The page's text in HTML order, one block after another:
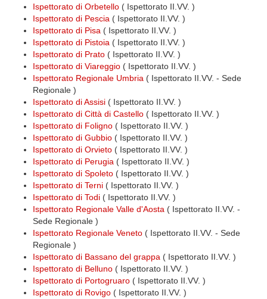
Ispettorato di Orbetello ( Ispettorato II.VV. )
Ispettorato di Pescia ( Ispettorato II.VV. )
Ispettorato di Pisa ( Ispettorato II.VV. )
Ispettorato di Pistoia ( Ispettorato II.VV. )
Ispettorato di Prato ( Ispettorato II.VV. )
Ispettorato di Viareggio ( Ispettorato II.VV. )
Ispettorato Regionale Umbria ( Ispettorato II.VV. - Sede
Regionale )
Ispettorato di Assisi ( Ispettorato II.VV. )
Ispettorato di Città di Castello ( Ispettorato II.VV. )
Ispettorato di Foligno ( Ispettorato II.VV. )
Ispettorato di Gubbio ( Ispettorato II.VV. )
Ispettorato di Orvieto ( Ispettorato II.VV. )
Ispettorato di Perugia ( Ispettorato II.VV. )
Ispettorato di Spoleto ( Ispettorato II.VV. )
Ispettorato di Terni ( Ispettorato II.VV. )
Ispettorato di Todi ( Ispettorato II.VV. )
Ispettorato Regionale Valle d'Aosta ( Ispettorato II.VV. -
Sede Regionale )
Ispettorato Regionale Veneto ( Ispettorato II.VV. - Sede
Regionale )
Ispettorato di Bassano del grappa ( Ispettorato II.VV. )
Ispettorato di Belluno ( Ispettorato II.VV. )
Ispettorato di Portogruaro ( Ispettorato II.VV. )
Ispettorato di Rovigo ( Ispettorato II.VV. )